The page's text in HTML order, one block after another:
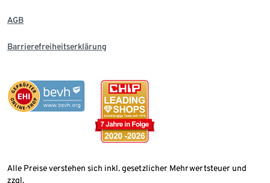
AGB
Barrierefreiheitserklärung
Alle Preise verstehen sich inkl. gesetzlicher Mehrwertsteuer und
zzgl.